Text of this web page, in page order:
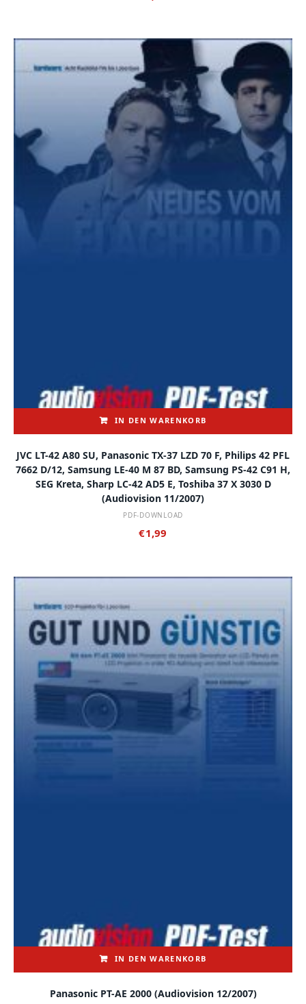
IN DEN WARENKORB
JVC LT-42 A80 SU, Panasonic TX-37 LZD 70 F, Philips 42 PFL
7662 D/12, Samsung LE-40 M 87 BD, Samsung PS-42 C91 H,
SEG Kreta, Sharp LC-42 AD5 E, Toshiba 37 X 3030 D
(audiovision 11/2007)
PDF-DOWNLOAD
€1,99
IN DEN WARENKORB
Panasonic PT-AE 2000 (audiovision 12/2007)